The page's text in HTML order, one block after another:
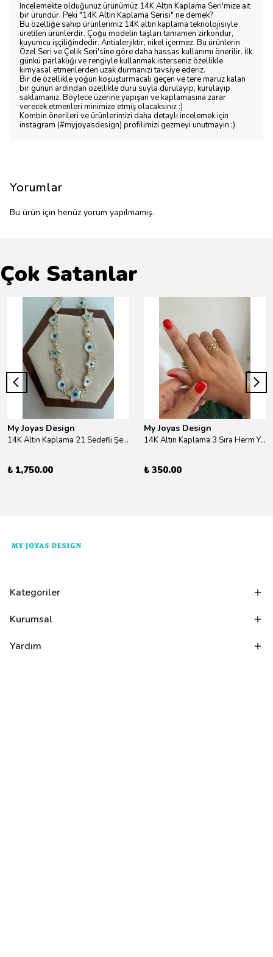
İncelemekte olduğunuz ürünümüz 14K Altın Kaplama Seri'mize ait
bir üründür. Peki "14K Altın Kaplama Serisi" ne demek?
Bu özelliğe sahip ürünlerimiz 14K altın kaplama teknolojisiyle
üretilen ürünlerdir. Çoğu modelin taşları tamamen zirkondur,
kuyumcu işçiliğindedir. Antialerjiktir, nikel içermez. Bu ürünlerin
Özel Seri ve Çelik Seri'sine göre daha hassas kullanımı önerilir. İlk
günkü parlaklığı ve rengiyle kullanmak isterseniz özellikle
kimyasal etmenlerden uzak durmanızı tavsiye ederiz.
Bir de özellikle yoğun koşuşturmacalı geçen ve tere maruz kalan
bir günün ardından özellikle duru suyla durulayıp, kurulayıp
saklamanız. Böylece üzerine yapışan ve kaplamasına zarar
verecek etmenleri minimize etmiş olacaksınız :)
Kombin önerileri ve ürünlerimizi daha detaylı incelemek için
instagram (#myjoyasdesign) profilimizi gezmeyi unutmayın :)
Yorumlar
Bu ürün için henüz yorum yapılmamış.
Çok Satanlar
My Joyas Design
14K Altın Kaplama 21 Sedefli Şekiller Kolye 46cm
₺ 1,750.00
My Joyas Design
14K Altın Kaplama 3 Sıra Herm Yüzük Gold
₺ 350.00
Kategoriler
Kurumsal
Yardım